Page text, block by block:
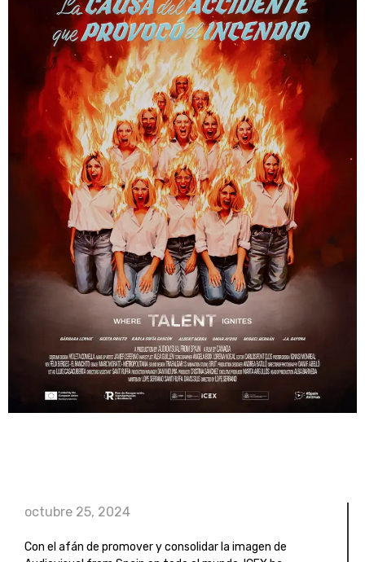
octubre 25, 2024
Con el afán de promover y consolidar la imagen de